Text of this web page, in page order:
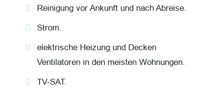
Reinigung vor Ankunft und nach Abreise.
Strom.
elektrische Heizung und Decken
Ventilatoren in den meisten Wohnungen.
TV-SAT.